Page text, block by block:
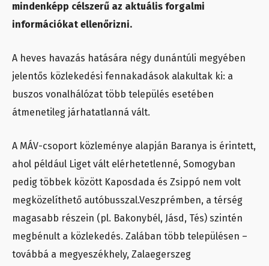
mindenképp célszerű az aktuális forgalmi
információkat ellenőrizni.
A heves havazás hatására négy dunántúli megyében
jelentős közlekedési fennakadások alakultak ki: a
buszos vonalhálózat több település esetében
átmenetileg járhatatlanná vált.
A MÁV-csoport közleménye alapján Baranya is érintett,
ahol például Liget vált elérhetetlenné, Somogyban
pedig többek között Kaposdada és Zsippó nem volt
megközelíthető autóbusszal.Veszprémben, a térség
magasabb részein (pl. Bakonybél, Jásd, Tés) szintén
megbénult a közlekedés. Zalában több településen –
továbbá a megyeszékhely, Zalaegerszeg